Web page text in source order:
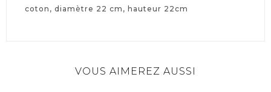
coton, diamètre 22 cm, hauteur 22cm
VOUS AIMEREZ AUSSI